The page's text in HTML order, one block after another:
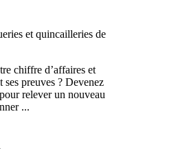
et quincailleries de
chiffre d’affaires et
preuves ? Devenez
relever un nouveau
...